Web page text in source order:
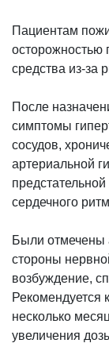
Пациентам
осторожностью
средства из-за
После
симптомы
сосудов,
артериальной
сердечного
Были отмечены
стороны
возбуждение,
Рекомендуется
несколько
увеличения